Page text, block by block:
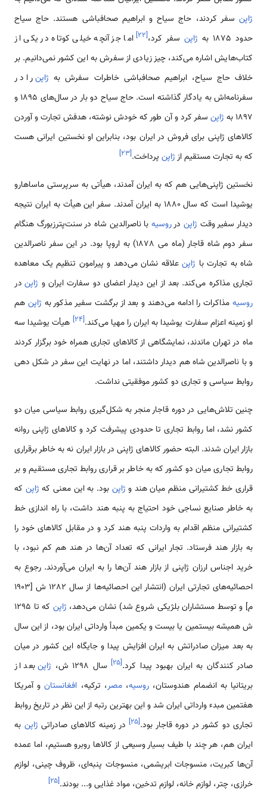
ژاپن سفر کردند، حاج سیاح و ابراهیم صحافباشی هستند. حاج سیاح
حدود 1875 به
ژاپنسفر کرد،[۲۲]اما جز آنچه خیلی کوتاه در یکی از
کتاب‌هایش اشاره می‌کند، چیز زیادی از سفرش به این کشور نمی‌دانیم. بر
خلاف حاج سیاح، ابراهیم صحافباشی خاطرات سفرش به ژاپنرا در
سفرنامه‌اش به یادگار گذاشته است. حاج سیاح دو بار در سال‌های 1895 و
1897 به
ژاپن سفر کرد و آن طور که خودش نوشته، هدفش تجارت و آوردن
کالاهای ژاپنی برای فروش در ایران بود، بنابراین او نخستین ایرانی هست
که به تجارت مستقیم ازژاپن پرداخت.[۲۳]
نخستین ژاپنی‌هایی هم که به ایران آمدند، هیأتی به سرپرستی ماساهارو
یوشیدا است که سال 1880 به ایران آمدند. سفر این هیأت به ایران نتیجه
دیدار سفیر وقت ژاپندرروسیه با ناصرالدین شاه در سنت‌پترزبورگ هنگام
سفر دوم شاه قاجار (ماه می 1878) به اروپا بود. در این سفر ناصرالدین
شاه به تجارت با ژاپن علاقه نشان می‌دهد و پیرامون تنظیم یک معاهده
تجاری مذاکره می‌کند. بعد از این دیدار اعضای دو سفارت ایران و ژاپندر
روسیهمذاکرات را ادامه می‌دهند و بعد از برگشت سفیر مذکور به ژاپن هم
او زمینه اعزام سفارت یوشیدا به ایران را مهیا می‌کند.[۲۴] هیأت یوشیدا سه
ماه در تهران ماندند، نمایشگاهی از کالاهای تجاری همراه خود برگزار کردند
و با ناصرالدین شاه هم دیدار داشتند، اما در نهایت این سفر در شکل دهی
روابط سیاسی و تجاری دو کشور موفقیتی نداشت.
چنین تلاش‌هایی در دوره قاجار منجر به شکل‌گیری روابط سیاسی میان دو
کشور نشد، اما روابط تجاری تا حدودی پیشرفت کرد و کالاهای ژاپنی روانه
بازار ایران شدند. البته حضور کالاهای ژاپنی در بازار ایران نه به خاطر برقراری
روابط تجاری میان دو کشور که به خاطر بر قراری روابط تجاری مستقیم و بر
قراری خط کشتیرانی منظم میان هند و ژاپن بود. به این معنی که ژاپن که
به خاطر صنایع نساجی خود احتیاج به پنبه هند داشت، با راه اندازی خط
کشتیرانی منظم اقدام به واردات پنبه هند کرد و در مقابل کالاهای خود را
به بازار هند فرستاد. تجار ایرانی که تعداد آن‌ها در هند هم کم نبود، با
خرید اجناس ارزان ژاپنی از بازار هند آن‌ها را به ایران می‌آوردند. رجوع به
احصائیه‌های تجارتی ایران (انتشار این احصائیه‌ها از سال 1282 ش [1903
م] و توسط مستشاران بلژیکی شروع شد) نشان می‌دهد، ژاپن
که تا 1295
ش همیشه بیستمین یا بیست و یکمین مبدأ وارداتی ایران بود، از این سال
به بعد میزان صادراتش به ایران افزایش پیدا و جایگاه این کشور در میان
صادر کنندگان به ایران بهبود پیدا کرد.[۲۵] سال 1298 ش، ژاپنبعد از
بریتانیا به انضمام هندوستان، روسیه،مصر، ترکیه، افغانستانو آمریکا
هفتمین مبدء وارداتی ایران شد و این بهترین رتبه از این نظر در تاریخ روابط
تجاری دو کشور در دوره قاجار بود.[۲۵] در زمینه کالاهای صادراتی ژاپن به
ایران هم، هر چند با طیف بسیار وسیعی از کالاها روبرو هستیم، اما عمده
آن‌ها کبریت، منسوجات ابریشمی، منسوجات پنبه‌ای، ظروف چینی، لوازم
خرازی، چتر، لوازم خانه، لوازم تدخین، مواد غذایی و... بودند.[۲۵]